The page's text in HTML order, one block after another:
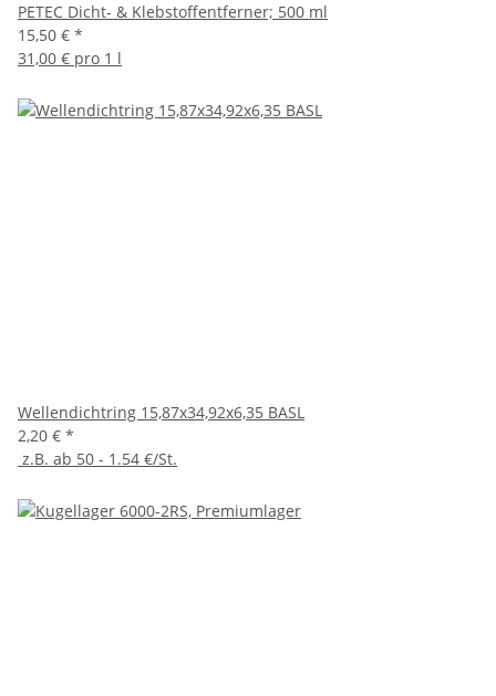
PETEC Dicht- & Klebstoffentferner; 500 ml
15,50 € *
31,00 € pro 1 l
Wellendichtring 15,87x34,92x6,35 BASL
2,20 € *
z.B. ab 50 - 1.54 €/St.